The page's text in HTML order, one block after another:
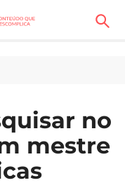
no
mestre